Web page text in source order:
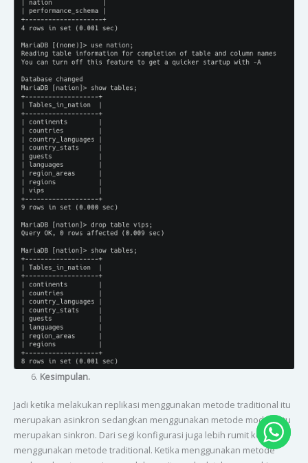
Kesimpulan.
Jadi ketika melakukan replikasi menggunakan metode traditional itu
merupakan asinkron sedangkan menggunakan metode modern itu
merupakan sinkron. Dari segi konfigurasi juga lebih rumit ketika
menggunakan metode traditional. Ketika menggunakan metode